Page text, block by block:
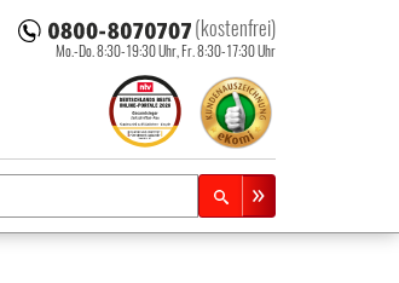
(kostenfrei)
Mo.-Do. 8:30-19:30 Uhr, Fr. 8:30-17:30 Uhr